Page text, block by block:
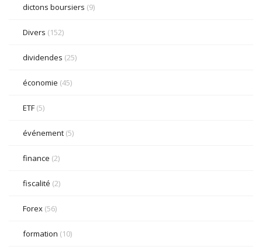
dictons boursiers (9)
Divers (152)
dividendes (25)
économie (45)
ETF (5)
événement (5)
finance (2)
fiscalité (2)
Forex (56)
formation (10)